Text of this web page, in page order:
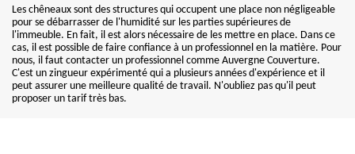
Les chêneaux sont des structures qui occupent une place non négligeable
pour se débarrasser de l'humidité sur les parties supérieures de
l'immeuble. En fait, il est alors nécessaire de les mettre en place. Dans ce
cas, il est possible de faire confiance à un professionnel en la matière. Pour
nous, il faut contacter un professionnel comme Auvergne Couverture.
C'est un zingueur expérimenté qui a plusieurs années d'expérience et il
peut assurer une meilleure qualité de travail. N'oubliez pas qu'il peut
proposer un tarif très bas.